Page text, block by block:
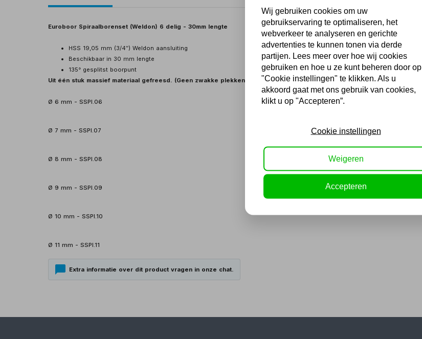
Euroboor Spiraalborenset (Weldon) 6 delig - 30mm lengte
HSS 19,05 mm (3/4″) Weldon aansluiting
Beschikbaar in 30 mm lengte
135° gesplitst boorpunt
Uit één stuk massief materiaal gefreesd. (Geen zwakke plekken)
Ø 6 mm - SSPI.06
Ø 7 mm - SSPI.07
Ø 8 mm - SSPI.08
Ø 9 mm - SSPI.09
Ø 10 mm - SSPI.10
Ø 11 mm - SSPI.11
Extra informatie over dit product vragen in onze chat.
Wij gebruiken cookies om uw
gebruikservaring te optimaliseren, het
webverkeer te analyseren en gerichte
advertenties te kunnen tonen via derde
partijen. Lees meer over hoe wij cookies
gebruiken en hoe u ze kunt beheren door op
"Cookie instellingen" te klikken. Als u
akkoord gaat met ons gebruik van cookies,
klikt u op "Accepteren”.
Cookie instellingen
Weigeren
Accepteren